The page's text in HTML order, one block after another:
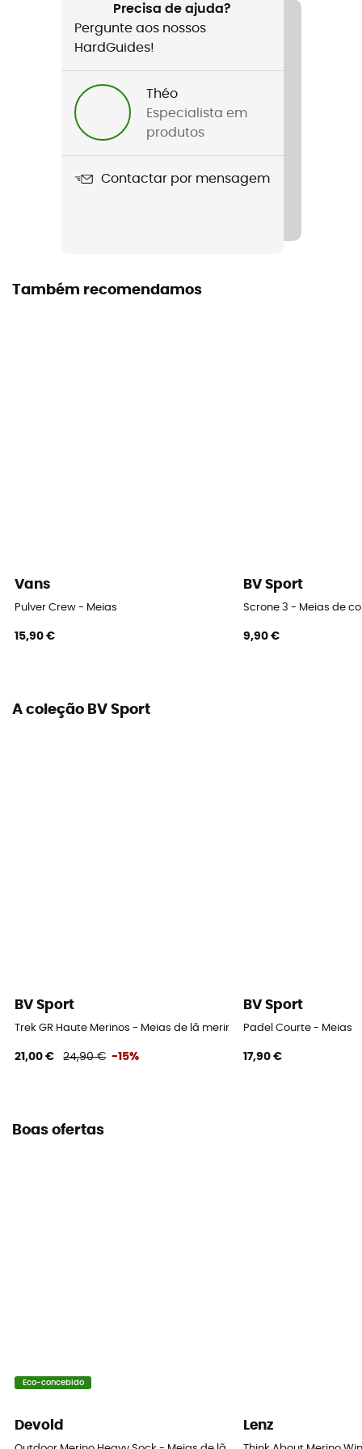
Caminhada / Trail / Running / Triatlo
Nome do produto
Recovery Evo
Récupération
Materiais
Precisa de ajuda?
Pergunte aos nossos
HardGuides!
Théo
Especialista em
produtos
Contactar por mensagem
Também recomendamos
Vans
Pulver Crew - Meias
15,90 €
BV Sport
Scrone 3 - Meias de
9,90 €
A coleção BV Sport
BV Sport
Trek GR Haute Merinos - Meias de lã merino
21,00 € 24,90 € -15%
BV Sport
Padel Courte - Meias
17,90 €
Boas ofertas
Eco-concebido
Devold Lenz